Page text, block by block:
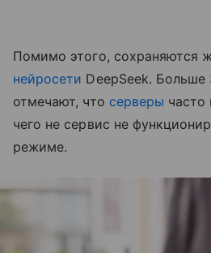
Помимо этого, сохраняются
нейросети DeepSeek. Больше
отмечают, что серверы часто
чего не сервис не
режиме.